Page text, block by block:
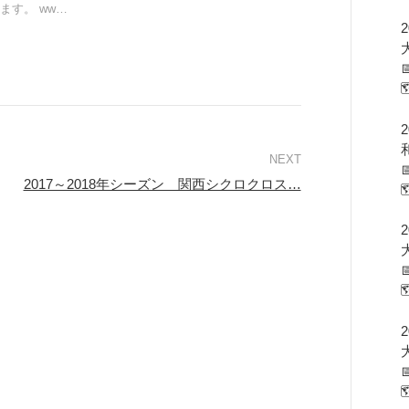
す。 ww…
2017～2018年シーズン 関西シクロクロス…